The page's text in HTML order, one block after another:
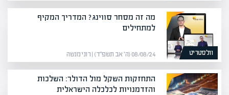
וולסטריט
מה זה מסחר סווינג? המדריך המקיף
למתחילים
08/08/24 (ה׳ אב תשפ״ד) | רוני מנשה
התחזקות השקל מול הדולר: השלכות
והזדמנויות לכלכלה הישראלית